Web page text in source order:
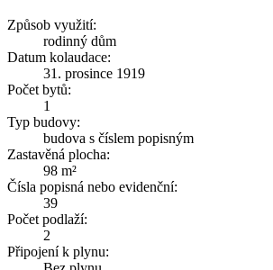
Způsob využití:
rodinný dům
Datum kolaudace:
31. prosince 1919
Počet bytů:
1
Typ budovy:
budova s číslem popisným
Zastavěná plocha:
98 m²
Čísla popisná nebo evidenční:
39
Počet podlaží:
2
Připojení k plynu: